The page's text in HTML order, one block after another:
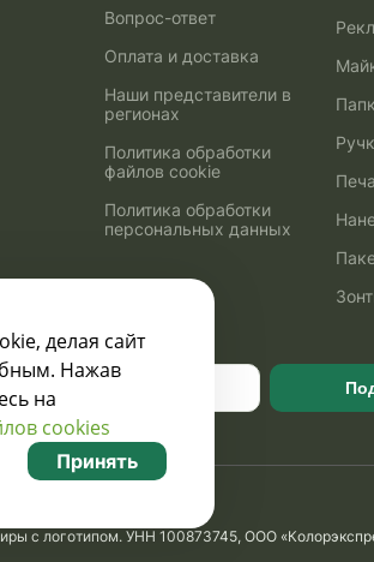
Вопрос-ответ
Оплата и доставка
Наши представители в
регионах
Политика обработки
файлов cookie
Политика обработки
персональных данных
с логотипом. УНН 100873745, ООО
делая сайт
Нажав
на
cookies
Принять